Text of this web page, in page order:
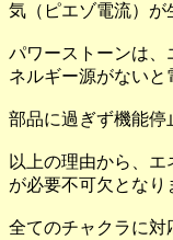
気（ピエゾ電流）が
パワーストーンは、
ネルギー源がないと
部品に過ぎず機能停
以上の理由から、
が必要不可欠となり
全てのチャクラに対